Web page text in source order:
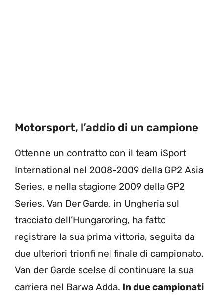
Motorsport, l’addio di un campione
Ottenne un contratto con il team iSport
International nel 2008-2009 della GP2 Asia
Series, e nella stagione 2009 della GP2
Series. Van Der Garde, in Ungheria sul
tracciato dell’Hungaroring, ha fatto
registrare la sua prima vittoria, seguita da
due ulteriori trionfi nel finale di campionato.
Van der Garde scelse di continuare la sua
carriera nel Barwa Adda. In due campionati